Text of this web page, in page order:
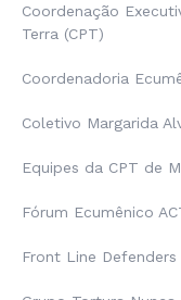
Coordenação
Terra (CPT)
Coordenadoria
Coletivo Margarida
Equipes da CPT de
Fórum Ecumênico
Front Line Defenders